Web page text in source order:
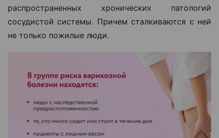
распространенных хронических патологий
сосудистой системы. Причем сталкиваются с ней
не только пожилые люди.